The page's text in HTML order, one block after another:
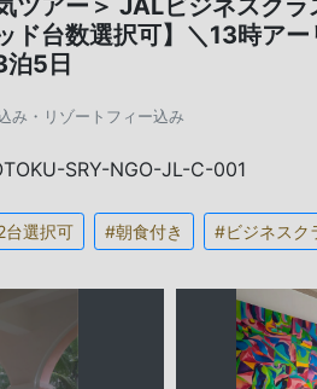
ツアー＞ JALビジネスク
台数選択可】＼13時ア
5日
み・リゾートフィー込み
SRY-NGO-JL-C-001
台選択可 #朝食付き #ビジネスク